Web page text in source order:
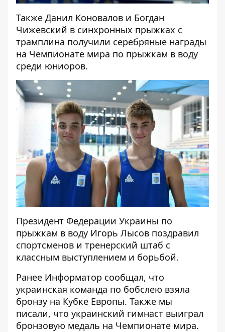
Также Данил Коновалов и Богдан
Чижевский в синхронных прыжках с
трамплина получили серебряные награды
на Чемпионате мира по прыжкам в воду
среди юниоров.
Президент Федерации Украины по
прыжкам в воду Игорь Лысов поздравил
спортсменов и тренерский штаб с
классным выступлением и борьбой.
Ранее Информатор сообщал, что
украинская команда по бобслею взяла
бронзу на Кубке Европы. Также мы
писали, что украинский гимнаст выиграл
бронзовую медаль на Чемпионате мира.